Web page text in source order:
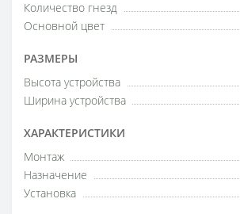
Количество гнезд
Основной цвет
РАЗМЕРЫ
Высота устройства
Ширина устройства
ХАРАКТЕРИСТИКИ
Монтаж
Назначение
Установка